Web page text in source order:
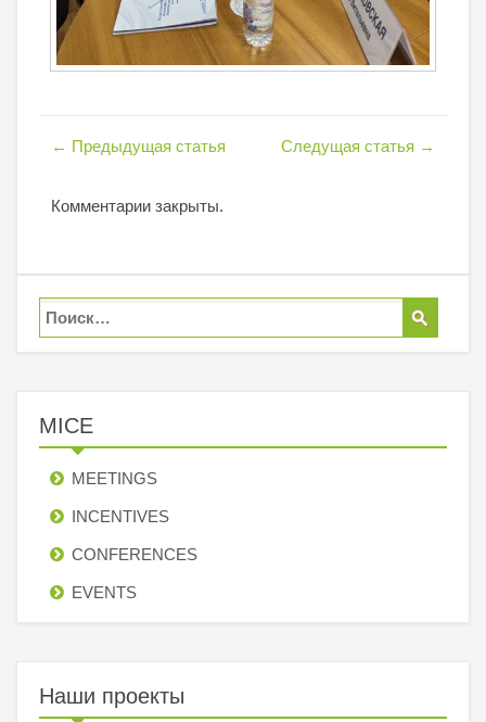
← Предыдущая статья Следущая статья →
Комментарии закрыты.
MICE
MEETINGS
INCENTIVES
СONFERENCES
EVENTS
Наши проекты